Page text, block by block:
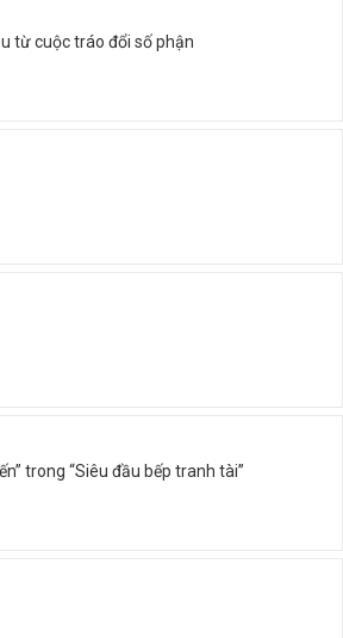
từ cuộc tráo đổi số phận
trong “Siêu đầu bếp tranh tài”